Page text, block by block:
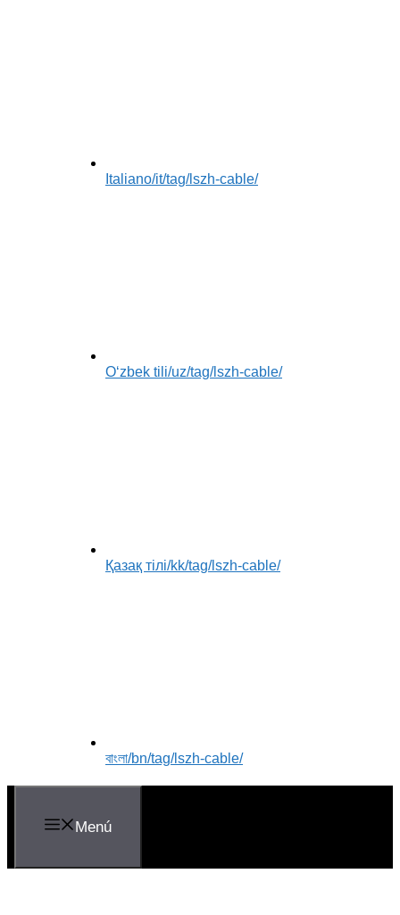
Italiano/it/tag/lszh-cable/
Oʻzbek tili/uz/tag/lszh-cable/
Қазақ тілі/kk/tag/lszh-cable/
বাংলা/bn/tag/lszh-cable/
Menú